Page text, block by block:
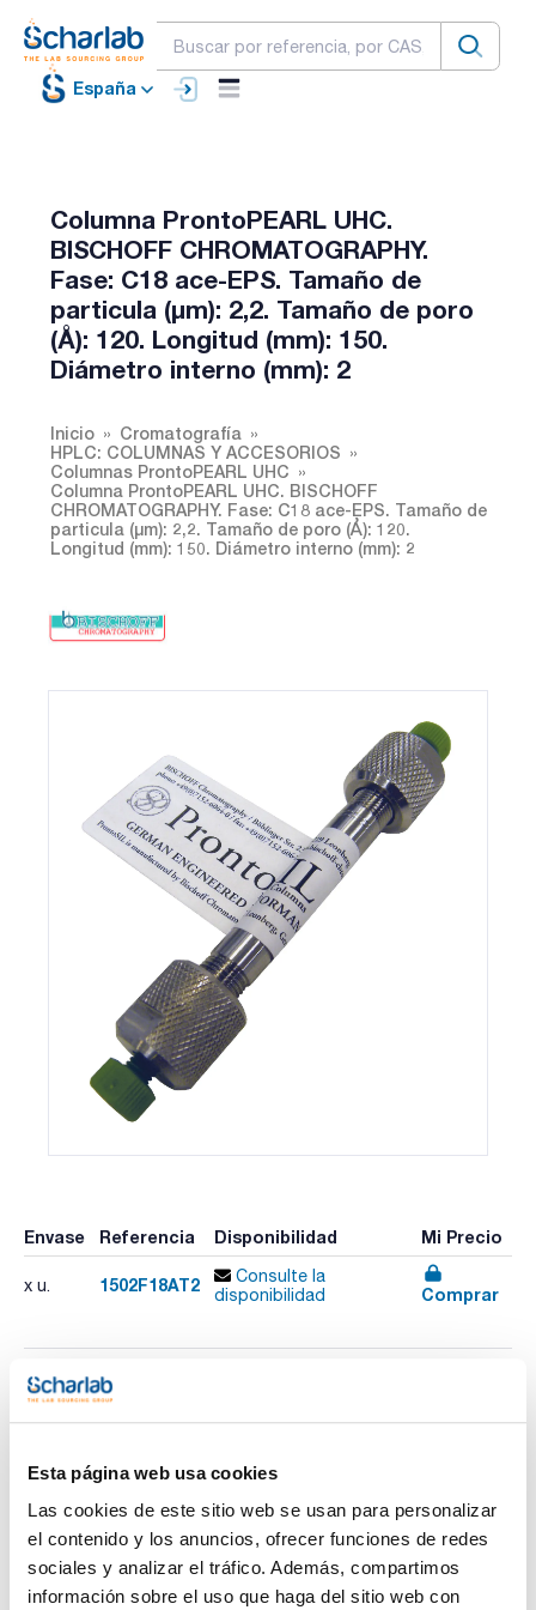
Esta página web usa cookies
Las cookies de este sitio web se usan para personalizar
el contenido y los anuncios, ofrecer funciones de redes
sociales y analizar el tráfico. Además, compartimos
información sobre el uso que haga del sitio web con
España
Columna ProntoPEARL UHC.
BISCHOFF CHROMATOGRAPHY.
Fase: C18 ace-EPS. Tamaño de
particula (µm): 2,2. Tamaño de poro
(Å): 120. Longitud (mm): 150.
Diámetro interno (mm): 2
Inicio
Cromatografía
HPLC: COLUMNAS Y ACCESORIOS
Columnas ProntoPEARL UHC
Columna ProntoPEARL UHC. BISCHOFF
CHROMATOGRAPHY. Fase: C18 ace-EPS. Tamaño de
particula (µm): 2,2. Tamaño de poro (Å): 120.
Longitud (mm): 150. Diámetro interno (mm): 2
Envase Referencia Disponibilidad Mi Precio
x u. 1502F18AT2
Consulte la
disponibilidad
Comprar
Imprimir ficha de
producto
Fase : C18 ace-EPS
Tamaño de particula (µm) : 2,2
Tamaño de poro (Å) : 120
Longitud (mm) : 150
Diámetro interno (mm) : 2
Pack (u.) : 1
Las columnas ProntoPEARL han sido diseñadas para
Ver más